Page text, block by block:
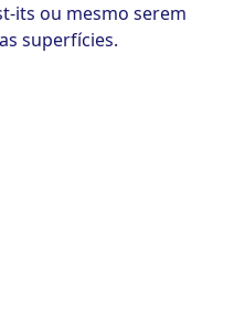
its ou mesmo serem
superfícies.